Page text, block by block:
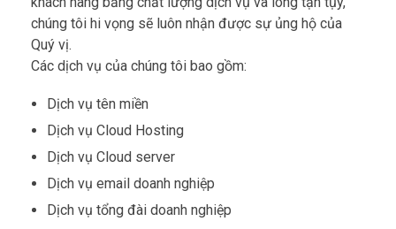
khách hàng bằng chất lượng dịch vụ và lòng tận tụy,
chúng tôi hi vọng sẽ luôn nhận được sự ủng hộ của
Quý vị.
Các dịch vụ của chúng tôi bao gồm:
Dịch vụ tên miền
Dịch vụ Cloud Hosting
Dịch vụ Cloud server
Dịch vụ email doanh nghiệp
Dịch vụ tổng đài doanh nghiệp